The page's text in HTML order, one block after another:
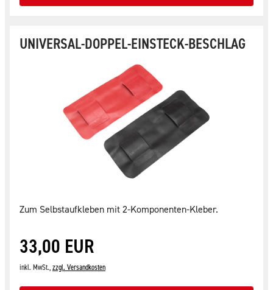
UNIVERSAL-DOPPEL-EINSTECK-BESCHLAG
Zum Selbstaufkleben mit 2-Komponenten-Kleber.
33,00 EUR
inkl. MwSt.,zzgl. Versandkosten